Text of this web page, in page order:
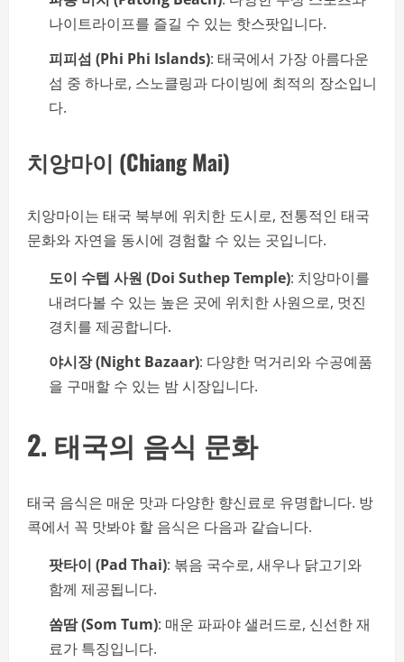
나이트라이프를 즐길 수 있는 핫스팟입니다.
피피섬 (Phi Phi Islands): 태국에서 가장 아름다운
섬 중 하나로, 스노클링과 다이빙에 최적의 장소입니
다.
치앙마이 (Chiang Mai)
치앙마이는 태국 북부에 위치한 도시로, 전통적인 태국
문화와 자연을 동시에 경험할 수 있는 곳입니다.
도이 수텝 사원 (Doi Suthep Temple): 치앙마이를
내려다볼 수 있는 높은 곳에 위치한 사원으로, 멋진
경치를 제공합니다.
야시장 (Night Bazaar): 다양한 먹거리와 수공예품
을 구매할 수 있는 밤 시장입니다.
2. 태국의 음식 문화
태국 음식은 매운 맛과 다양한 향신료로 유명합니다. 방
콕에서 꼭 맛봐야 할 음식은 다음과 같습니다.
팟타이 (Pad Thai): 볶음 국수로, 새우나 닭고기와
함께 제공됩니다.
쏨땀 (Som Tum): 매운 파파야 샐러드로, 신선한 재
료가 특징입니다.